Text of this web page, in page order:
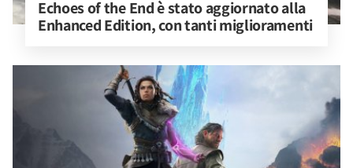
Echoes of the End è stato aggiornato alla
Enhanced Edition, con tanti miglioramenti